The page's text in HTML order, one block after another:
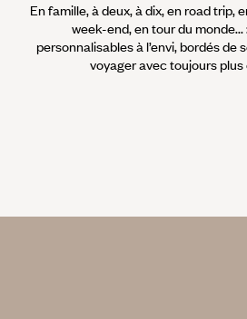
En famille, à deux, à dix, en road trip,
week-end, en tour du
personnalisables à l’envi, bordés de
voyager avec toujours